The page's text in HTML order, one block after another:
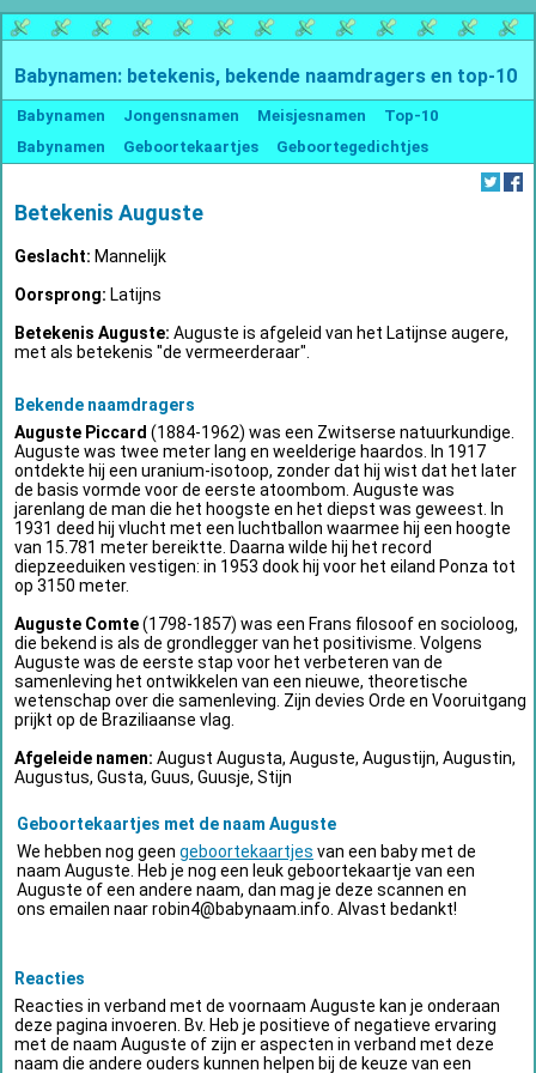
Babynamen: betekenis, bekende naamdragers en top-10
Babynamen Jongensnamen Meisjesnamen
Top-10
Babynamen
Geboortekaartjes Geboortegedichtjes
Betekenis Auguste
Geslacht: Mannelijk
Oorsprong: Latijns
Betekenis Auguste: Auguste is afgeleid van het Latijnse augere,
met als betekenis "de vermeerderaar".
Bekende naamdragers
Auguste Piccard (1884-1962) was een Zwitserse natuurkundige.
Auguste was twee meter lang en weelderige haardos. In 1917
ontdekte hij een uranium-isotoop, zonder dat hij wist dat het later
de basis vormde voor de eerste atoombom. Auguste was
jarenlang de man die het hoogste en het diepst was geweest. In
1931 deed hij vlucht met een luchtballon waarmee hij een hoogte
van 15.781 meter bereiktte. Daarna wilde hij het record
diepzeeduiken vestigen: in 1953 dook hij voor het eiland Ponza tot
op 3150 meter.
Auguste Comte(1798-1857) was een Frans filosoof en socioloog,
die bekend is als de grondlegger van het positivisme. Volgens
Auguste was de eerste stap voor het verbeteren van de
samenleving het ontwikkelen van een nieuwe, theoretische
wetenschap over die samenleving. Zijn devies Orde en Vooruitgang
prijkt op de Braziliaanse vlag.
Afgeleide namen: August Augusta, Auguste, Augustijn, Augustin,
Augustus, Gusta, Guus, Guusje, Stijn
Geboortekaartjes met de naam Auguste
We hebben nog geen geboortekaartjes van een baby met de
naam Auguste. Heb je nog een leuk geboortekaartje van een
Auguste of een andere naam, dan mag je deze scannen en
ons emailen naarrobin4@babynaam.info . Alvast bedankt!
Reacties
Reacties in verband met de voornaam Auguste kan je onderaan
deze pagina invoeren. Bv. Heb je positieve of negatieve ervaring
met de naam Auguste of zijn er aspecten in verband met deze
naam die andere ouders kunnen helpen bij de keuze van een